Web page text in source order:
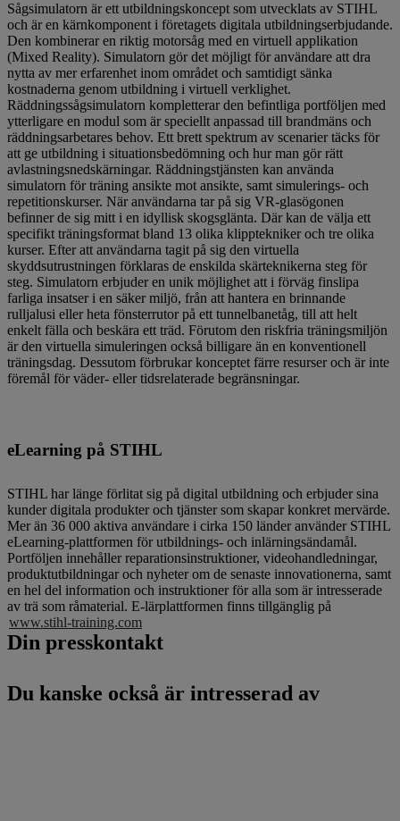
Sågsimulatorn är ett utbildningskoncept som utvecklats av STIHL
och är en kärnkomponent i företagets digitala utbildningserbjudande.
Den kombinerar en riktig motorsåg med en virtuell applikation
(Mixed Reality). Simulatorn gör det möjligt för användare att dra
nytta av mer erfarenhet inom området och samtidigt sänka
kostnaderna genom utbildning i virtuell verklighet.
Räddningssågsimulatorn kompletterar den befintliga portföljen med
ytterligare en modul som är speciellt anpassad till brandmäns och
räddningsarbetares behov. Ett brett spektrum av scenarier täcks för
att ge utbildning i situationsbedömning och hur man gör rätt
avlastningsnedskärningar. Räddningstjänsten kan använda
simulatorn för träning ansikte mot ansikte, samt simulerings- och
repetitionskurser. När användarna tar på sig VR-glasögonen
befinner de sig mitt i en idyllisk skogsglänta. Där kan de välja ett
specifikt träningsformat bland 13 olika klipptekniker och tre olika
kurser. Efter att användarna tagit på sig den virtuella
skyddsutrustningen förklaras de enskilda skärteknikerna steg för
steg. Simulatorn erbjuder en unik möjlighet att i förväg finslipa
farliga insatser i en säker miljö, från att hantera en brinnande
rulljalusi eller heta fönsterrutor på ett tunnelbanetåg, till att helt
enkelt fälla och beskära ett träd. Förutom den riskfria träningsmiljön
är den virtuella simuleringen också billigare än en konventionell
träningsdag. Dessutom förbrukar konceptet färre resurser och är inte
föremål för väder- eller tidsrelaterade begränsningar.
eLearning på STIHL
STIHL har länge förlitat sig på digital utbildning och erbjuder sina
kunder digitala produkter och tjänster som skapar konkret mervärde.
Mer än 36 000 aktiva användare i cirka 150 länder använder STIHL
eLearning-plattformen för utbildnings- och inlärningsändamål.
Portföljen innehåller reparationsinstruktioner, videohandledningar,
produktutbildningar och nyheter om de senaste innovationerna, samt
en hel del information och instruktioner för alla som är intresserade
av trä som råmaterial. E-lärplattformen finns tillgänglig på
www.stihl-training.com
Din presskontakt
Du kanske också är intresserad av